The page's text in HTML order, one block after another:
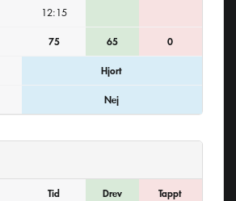
12:15
75 65 0
Hjort
Nej
Tid Drev Tappt